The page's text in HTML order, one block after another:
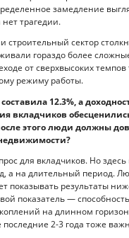
замедление
трагедии.
строительный сектор
гораздо более
от сверхвысоких темпов
режиму работы.
12.3%, а
вкладчиков
этого люди должны
для вкладчиков. Но
а на длительный период.
показывать результаты
показатель —
на длинном
2-3 года тоже